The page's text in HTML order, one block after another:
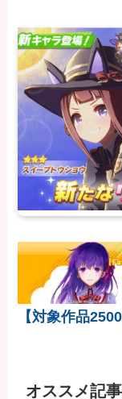
【対象作品
オススメ記事